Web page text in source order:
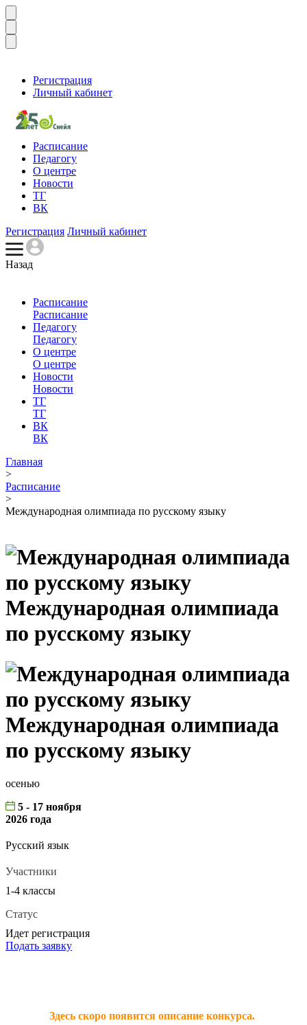
Регистрация
Личный кабинет
Расписание
Педагогу
О центре
Новости
ТГ
ВК
Регистрация Личный кабинет
Назад
Расписание
Расписание
Педагогу
Педагогу
О центре
О центре
Новости
Новости
ТГ
ТГ
ВК
ВК
Главная
>
Расписание
>
Международная олимпиада по русскому языку
Международная олимпиада
по русскому языку
Международная олимпиада
по русскому языку
осенью
5 - 17 ноября
2026 года
Русский язык
Участники
1-4 классы
Статус
Идет регистрация
Подать заявку
Здесь скоро появится описание конкурса.